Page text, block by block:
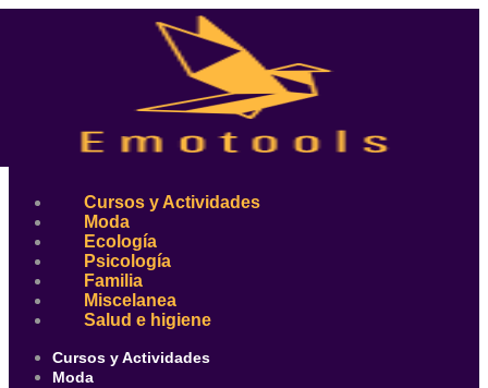
Cursos y Actividades
Moda
Ecología
Psicología
Familia
Miscelanea
Salud e higiene
Cursos y Actividades
Moda